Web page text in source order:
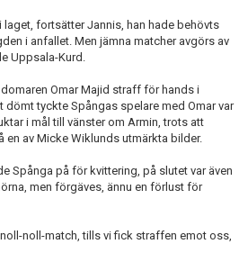
laget, fortsätter Jannis, han hade behövts
i anfallet. Men jämna matcher avgörs av
Uppsala-Kurd.
Omar Majid straff för hands i
tyckte Spångas spelare med Omar var
i mål till vänster om Armin, trots att
en av Micke Wiklunds utmärkta bilder.
Spånga på för kvittering, på slutet var även
men förgäves, ännu en förlust för
noll-match, tills vi fick straffen emot oss,